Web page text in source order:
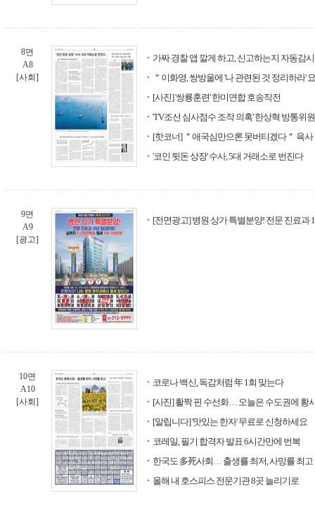
8면
A8
[사회]
가짜 경찰 앱 깔게 하고, 신고하는지 자동감
＂이화영, 쌍방울에 '나 관련된 것 정리하라'
[사진] '쌍룡훈련' 한미연합 호송작전
'TV조선 심사점수 조작 의혹' 한상혁 방통위
[핫코너] ＂애국심만으론 못버티겠다＂ 육사
'코인 뒷돈 상장' 수사, 5대 거래소로 번진다
9면
A9
[광고]
[전면광고] 병원 상가 특별분양! 전문 진료과
10면
A10
[사회]
코로나 백신, 독감처럼 年 1회 맞는다
[사진] 활짝 핀 수선화… 오늘은 수도권에 황
[알립니다] '맛있는 한자' 무료로 신청하세요
코레일, 필기 합격자 발표 6시간만에 번복
한국도 多死사회… 출생률 최저, 사망률 최고
올해 내 호스피스 전문기관 8곳 늘리기로